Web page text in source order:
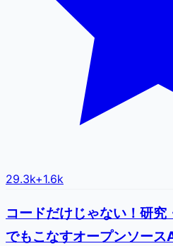
29.3k+1.6k
コードだけじゃない！研
でもこなすオープンソー